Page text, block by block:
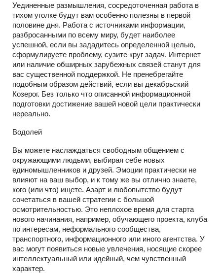
Уединенные размышления, сосредоточенная работа в
тихом уголке будут вам особенно полезны в первой
половине дня. Работа с источниками информации,
разбросанными по всему миру, будет наиболее
успешной, если вы зададитесь определенной целью,
сформулируете проблему, сузите круг задач. Интернет
или наличие обширных зарубежных связей станут для
вас существенной поддержкой. Не пренебрегайте
подобным образом действий, если вы декабрьский
Козерог. Без только что описанной информационной
подготовки достижение вашей новой цели практически
нереально.
Водолей
Вы можете наслаждаться свободным общением с
окружающими людьми, выбирая себе новых
единомышленников и друзей. Эмоции практически не
влияют на ваш выбор, и к тому же вы отлично знаете,
кого (или что) ищете. Азарт и любопытство будут
сочетаться в вашей стратегии с большой
осмотрительностью. Это неплохое время для старта
нового начинания, например, обучающего проекта, клуба
по интересам, неформального сообщества,
транспортного, информационного или иного агентства. У
вас могут появиться новые увлечения, носящие скорее
интеллектуальный или идейный, чем чувственный
характер.